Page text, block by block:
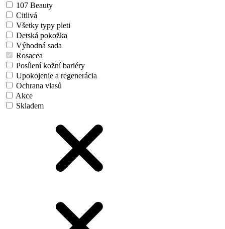
107 Beauty
Citlivá
Všetky typy pleti
Detská pokožka
Výhodná sada
Rosacea
Posílení kožní bariéry
Upokojenie a regenerácia
Ochrana vlasů
Akce
Skladem